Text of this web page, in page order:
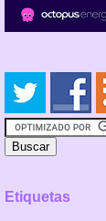
Etiquetas